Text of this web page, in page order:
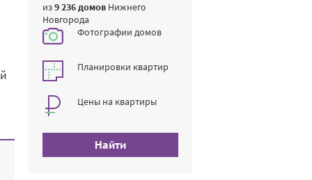
из9 236 домов Нижнего
Новгорода
Фотографии домов
Планировки квартир
Цены на квартиры
Найти